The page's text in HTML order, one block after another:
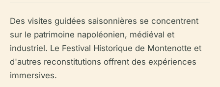
Des visites guidées saisonnières se concentrent
sur le patrimoine napoléonien, médiéval et
industriel. Le Festival Historique de Montenotte et
d'autres reconstitutions offrent des expériences
immersives.